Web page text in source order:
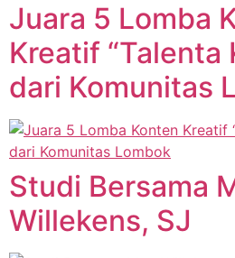
Juara 5 Lomba
Kreatif “Talenta
dari Komunitas
Studi Bersama
Willekens, SJ